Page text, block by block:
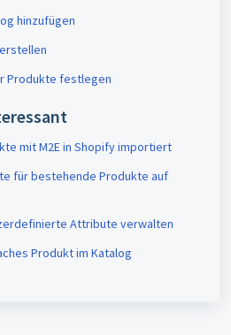
hinzufügen
Produkte festlegen
mit M2E in Shopify importiert
für bestehende Produkte auf
Attribute verwalten
Produkt im Katalog